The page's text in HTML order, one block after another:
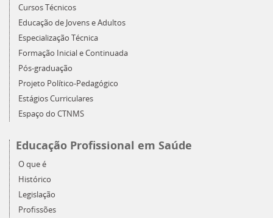
Cursos Técnicos
Educação de Jovens e Adultos
Especialização Técnica
Formação Inicial e Continuada
Pós-graduação
Projeto Político-Pedagógico
Estágios Curriculares
Espaço do CTNMS
Educação Profissional em Saúde
O que é
Histórico
Legislação
Profissões